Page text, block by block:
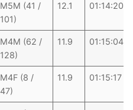
M5M (41 /
101)
12.1 01:14:20
M4M (62 /
128)
11.9 01:15:04
M4F (8 /
47)
11.9 01:15:17